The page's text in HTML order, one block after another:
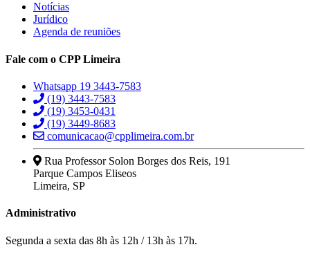
Notícias
Jurídico
Agenda de reuniões
Fale com o CPP Limeira
Whatsapp 19 3443-7583
(19) 3443-7583
(19) 3453-0431
(19) 3449-8683
comunicacao@cpplimeira.com.br
Rua Professor Solon Borges dos Reis, 191
Parque Campos Eliseos
Limeira, SP
Administrativo
Segunda a sexta das 8h às 12h / 13h às 17h.